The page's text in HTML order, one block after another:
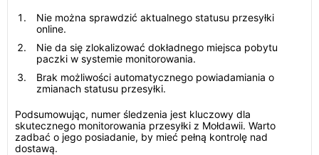
Nie można sprawdzić aktualnego statusu przesyłki
online.
Nie da się zlokalizować dokładnego miejsca pobytu
paczki w systemie monitorowania.
Brak możliwości automatycznego powiadamiania o
zmianach statusu przesyłki.
Podsumowując, numer śledzenia jest kluczowy dla
skutecznego monitorowania przesyłki z Mołdawii. Warto
zadbać o jego posiadanie, by mieć pełną kontrolę nad
dostawą.